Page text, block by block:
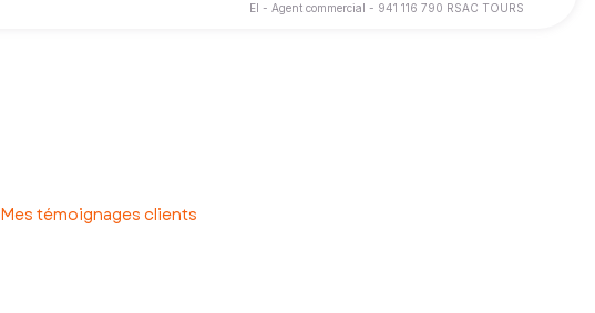
EI - Agent commercial - 941 116 790 RSAC TOURS
Mes témoignages clients